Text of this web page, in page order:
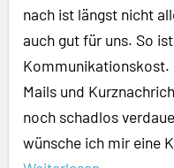
nach ist längst nicht
auch gut für uns. So
Kommunikationskost.
Mails und
noch schadlos
wünsche ich mir eine